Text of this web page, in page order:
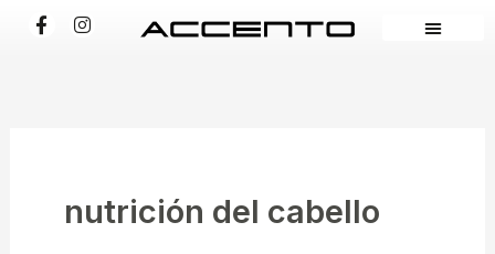
F
a
I
n
nutrición del cabello